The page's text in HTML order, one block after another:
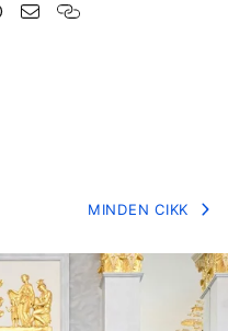
MINDEN CIKK